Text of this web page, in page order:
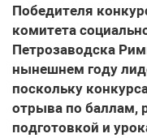
Победителя
комитета
Петрозаводска
нынешнем году
поскольку
отрыва по баллам,
подготовкой и